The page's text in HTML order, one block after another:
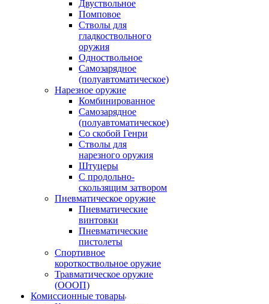
Двуствольное
Помповое
Стволы для
гладкоствольного
оружия
Одноствольное
Самозарядное
(полуавтоматическое)
Нарезное оружие
Комбинированное
Самозарядное
(полуавтоматическое)
Со скобой Генри
Стволы для
нарезного оружия
Штуцеры
С продольно-
скользящим затвором
Пневматическое оружие
Пневматические
винтовки
Пневматические
пистолеты
Спортивное
короткоствольное оружие
Травматическое оружие
(ОООП)
Комиссионные товары